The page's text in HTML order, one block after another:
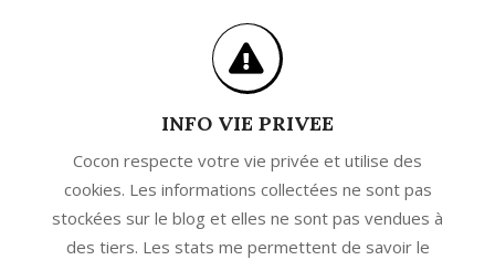
INFO VIE PRIVEE
Cocon respecte votre vie privée et utilise des
cookies. Les informations collectées ne sont pas
stockées sur le blog et elles ne sont pas vendues à
des tiers. Les stats me permettent de savoir le